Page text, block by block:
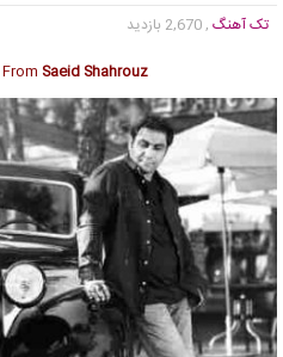
تک آهنگ , 2,670 بازدید
From Saeid Shahrouz